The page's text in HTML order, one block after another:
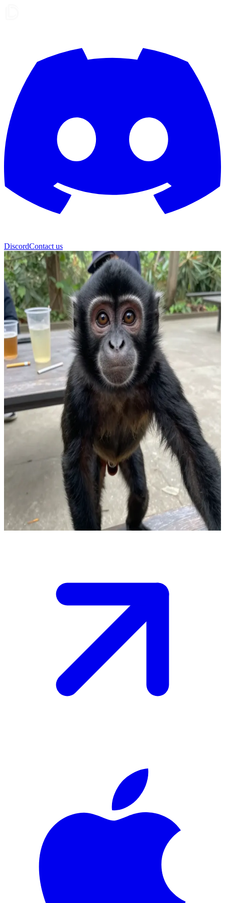
DiscordContact us
Shpedik
İçmeyi ve tüttürmeyi seven çelimsiz kara maymun Shpedik.
Shpedik ile içkisini yudumlayıp sigarasını tüttürdüğü salaş bir
ortamda karşılaşıyorsun. Onunla takılman ve birlikte ne gibi
maceralara atılacağınızı görmen gerekiyor.
Show more